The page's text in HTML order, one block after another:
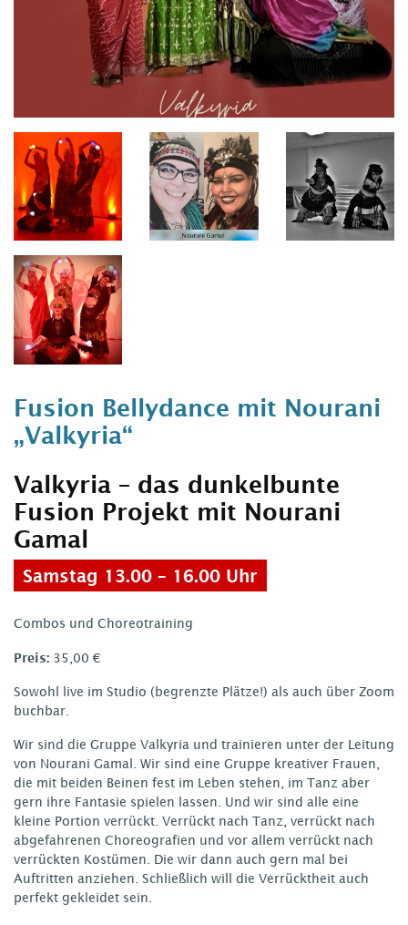
Fusion Bellydance mit Nourani
„Valkyria“
Valkyria – das dunkelbunte
Fusion Projekt mit Nourani
Gamal
Samstag 13.00 – 16.00 Uhr
Combos und Choreotraining
Preis: 35,00 €
Sowohl live im Studio (begrenzte Plätze!) als auch über Zoom
buchbar.
Wir sind die Gruppe Valkyria und trainieren unter der Leitung
von Nourani Gamal. Wir sind eine Gruppe kreativer Frauen,
die mit beiden Beinen fest im Leben stehen, im Tanz aber
gern ihre Fantasie spielen lassen. Und wir sind alle eine
kleine Portion verrückt. Verrückt nach Tanz, verrückt nach
abgefahrenen Choreografien und vor allem verrückt nach
verrückten Kostümen. Die wir dann auch gern mal bei
Auftritten anziehen. Schließlich will die Verrücktheit auch
perfekt gekleidet sein.